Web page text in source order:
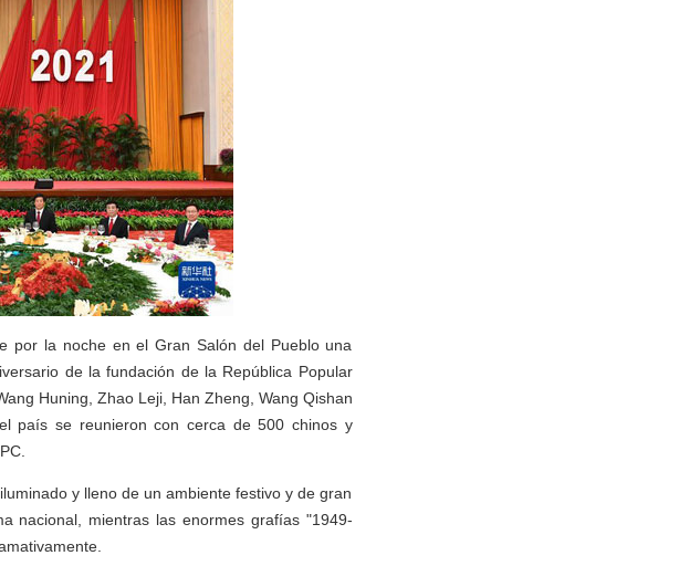
por la noche en el Gran Salón del Pueblo una
de la fundación de la República Popular
Huning, Zhao Leji, Han Zheng, Wang Qishan
país se reunieron con cerca de 500 chinos y
y lleno de un ambiente festivo y de gran
nacional, mientras las enormes grafías "1949-